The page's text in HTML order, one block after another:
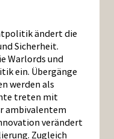
ändert die
Sicherheit.
Warlords und
ein. Übergänge
werden als
treten mit
ambivalentem
verändert
Zugleich